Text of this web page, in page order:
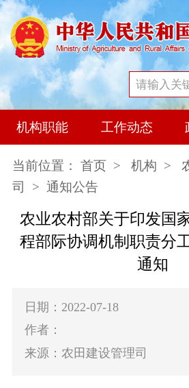
机构职能 工作动态
当前位置： 首页 > 机构 >
司
> 通知公告
农业农村部关于印发国
程部际协调机制职责分
通知
日期：2022-07-18
作者：
来源：农田建设管理司